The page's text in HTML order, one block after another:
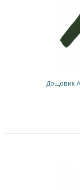
Дощовик